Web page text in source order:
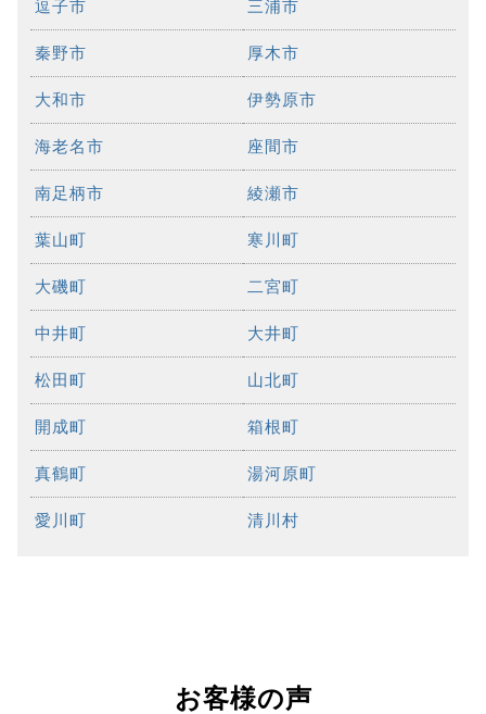
逗子市 三浦市
秦野市 厚木市
大和市 伊勢原市
海老名市 座間市
南足柄市 綾瀬市
葉山町 寒川町
大磯町 二宮町
中井町 大井町
松田町 山北町
開成町 箱根町
真鶴町 湯河原町
愛川町 清川村
お客様の声